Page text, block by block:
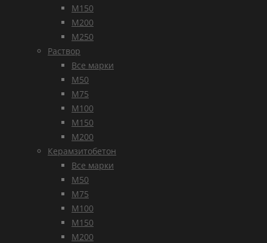
М150
М200
М250
Раствор
Все марки
М50
М75
М100
М150
М200
Керамзитобетон
Все марки
М50
М75
М100
М150
М200